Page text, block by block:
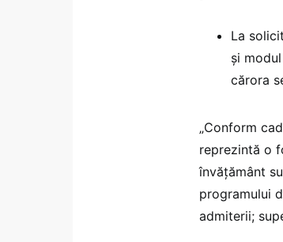
La
și
cărora
„Conform
reprezintă o
învățământ
programului
admiterii;